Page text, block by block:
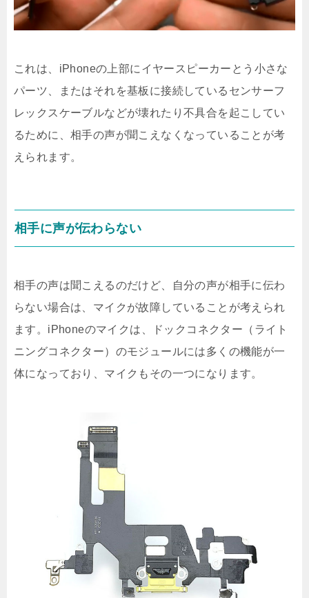
これは、iPhoneの上部にイヤースピーカーとう小さな
パーツ、またはそれを基板に接続しているセンサーフ
レックスケーブルなどが壊れたり不具合を起こしてい
るために、相手の声が聞こえなくなっていることが考
えられます。
相手に声が伝わらない
相手の声は聞こえるのだけど、自分の声が相手に伝わ
らない場合は、マイクが故障していることが考えられ
ます。iPhoneのマイクは、ドックコネクター（ライト
ニングコネクター）のモジュールには多くの機能が一
体になっており、マイクもその一つになります。